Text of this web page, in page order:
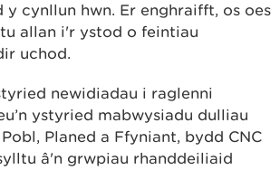
cynllun hwn. Er enghraifft, os oes
allan i'r ystod o feintiau
uchod.
newidiadau i raglenni
ystyried mabwysiadu dulliau
Planed a Ffyniant, bydd CNC
â'n grwpiau rhanddeiliaid